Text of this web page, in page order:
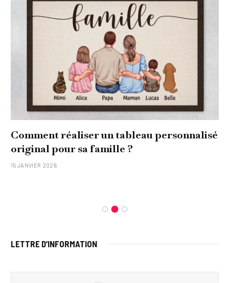
Quel soin adopter pour une peau uniforme
et lumineuse
26 NOVEMBRE 2025
LETTRE D’INFORMATION